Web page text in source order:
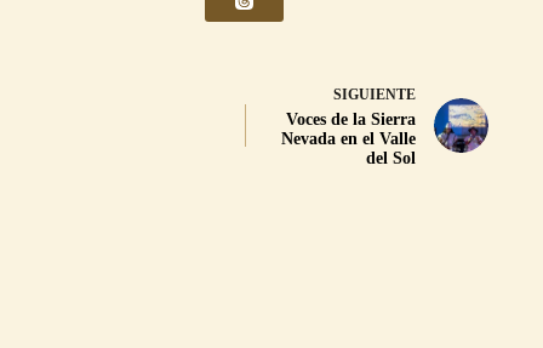
SIGUIENTE
Voces de la Sierra
Nevada en el Valle
del Sol